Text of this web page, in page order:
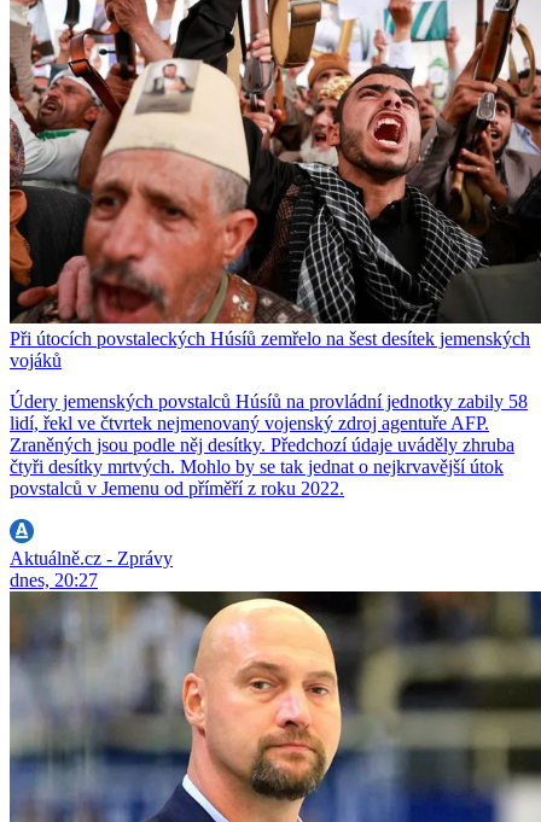
Při útocích povstaleckých Húsíů zemřelo na šest desítek jemenských
vojáků
Údery jemenských povstalců Húsíů na provládní jednotky zabily 58
lidí, řekl ve čtvrtek nejmenovaný vojenský zdroj agentuře AFP.
Zraněných jsou podle něj desítky. Předchozí údaje uváděly zhruba
čtyři desítky mrtvých. Mohlo by se tak jednat o nejkrvavější útok
povstalců v Jemenu od příměří z roku 2022.
Aktuálně.cz - Zprávy
dnes, 20:27